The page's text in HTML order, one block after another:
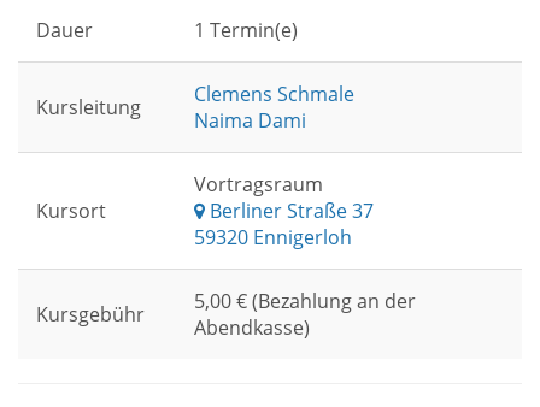
Dauer 1 Termin(e)
Kursleitung
Clemens Schmale
Naima Dami
Kursort
Vortragsraum
Berliner Straße 37
59320 Ennigerloh
Kursgebühr
5,00 € (Bezahlung an der
Abendkasse)